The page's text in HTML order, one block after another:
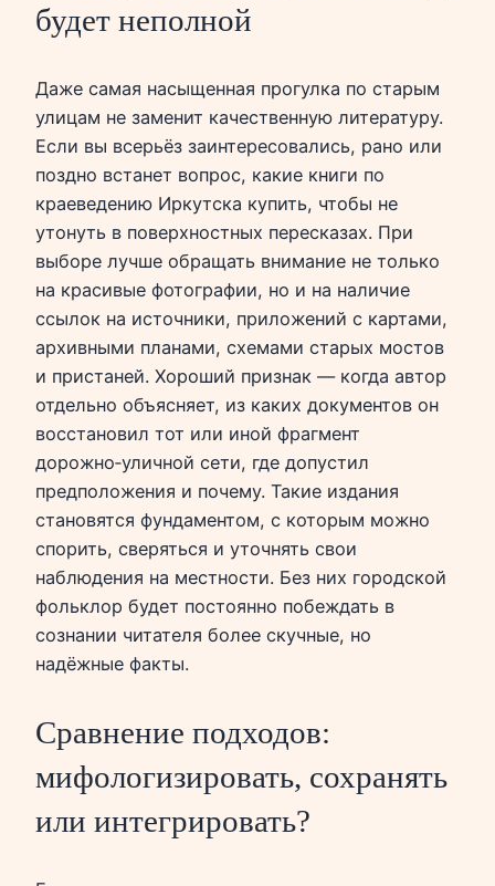
будет неполной
Даже самая насыщенная прогулка по старым
улицам не заменит качественную литературу.
Если вы всерьёз заинтересовались, рано или
поздно встанет вопрос, какие книги по
краеведению Иркутска купить, чтобы не
утонуть в поверхностных пересказах. При
выборе лучше обращать внимание не только
на красивые фотографии, но и на наличие
ссылок на источники, приложений с картами,
архивными планами, схемами старых мостов
и пристаней. Хороший признак — когда автор
отдельно объясняет, из каких документов он
восстановил тот или иной фрагмент
дорожно‑уличной сети, где допустил
предположения и почему. Такие издания
становятся фундаментом, с которым можно
спорить, сверяться и уточнять свои
наблюдения на местности. Без них городской
фольклор будет постоянно побеждать в
сознании читателя более скучные, но
надёжные факты.
Сравнение подходов:
мифологизировать, сохранять
или интегрировать?